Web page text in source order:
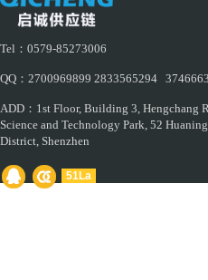
Tel：0579-85273006
QQ：2700969899 2833565294
ADD：1st Floor, Building 3, Hengchang
Science and Technology Park, 52
District, Shenzhen
51La